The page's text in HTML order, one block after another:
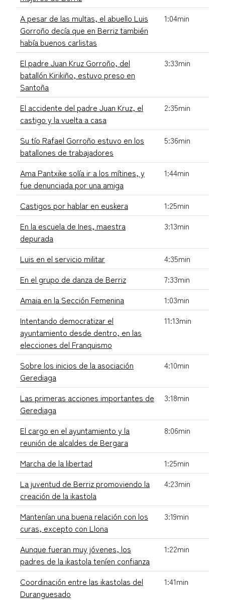
A pesar de las multas, el abuello Luis
Gorroño decía que en Berriz también
había buenos carlistas
1:04min
El padre Juan Kruz Gorroño, del
batallón Kirikiño, estuvo preso en
Santoña
3:33min
El accidente del padre Juan Kruz, el
castigo y la vuelta a casa
2:35min
Su tío Rafael Gorroño estuvo en los
batallones de trabajadores
5:36min
Ama Pantxike solía ir a los mítines, y
fue denunciada por una amiga
1:44min
Castigos por hablar en euskera
1:25min
En la escuela de Ines, maestra
depurada
3:13min
Luis en el servicio militar
4:35min
En el grupo de danza de Berriz
7:33min
Amaia en la Sección Femenina
1:03min
Intentando democratizar el
ayuntamiento desde dentro, en las
elecciones del Franquismo
11:13min
Sobre los inicios de la asociación
Gerediaga
4:10min
Las primeras acciones importantes de
Gerediaga
3:18min
El cargo en el ayuntamiento y la
reunión de alcaldes de Bergara
8:06min
Marcha de la libertad
1:25min
La juventud de Berriz promoviendo la
creación de la ikastola
4:23min
Mantenían una buena relación con los
curas, excepto con Llona
3:19min
Aunque fueran muy jóvenes, los
padres de la ikastola teníen confianza
1:22min
Coordinación entre las ikastolas del
Duranguesado
1:41min